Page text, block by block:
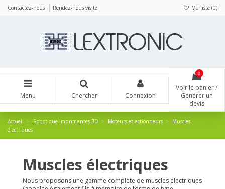
Contactez-nous Rendez-nous visite Ma liste (0)
Menu Chercher Connexion
0
Voir le panier /
Générer un
devis
Accueil Robotique Imprimantes 3D Moteurs et actionneurs
Muscles
électriques
Muscles électriques
Nous proposons une gamme complète de muscles électriques
Panneau de gestion des cookies